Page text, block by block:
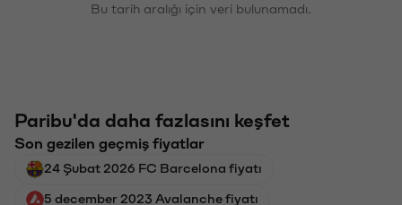
Bu tarih aralığı için veri bulunamadı.
Paribu'da daha fazlasını keşfet
Son gezilen geçmiş fiyatlar
24 Şubat 2026 FC Barcelona fiyatı
5 december 2023 Avalanche fiyatı